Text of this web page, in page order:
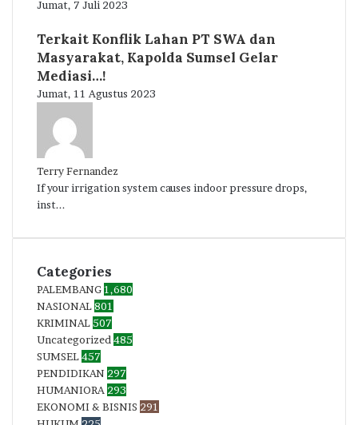
Jumat, 7 Juli 2023
Terkait Konflik Lahan PT SWA dan
Masyarakat, Kapolda Sumsel Gelar
Mediasi…!
Jumat, 11 Agustus 2023
Terry Fernandez
If your irrigation system causes indoor pressure drops,
inst...
Categories
PALEMBANG1,680
NASIONAL801
KRIMINAL507
Uncategorized 485
SUMSEL457
PENDIDIKAN 297
HUMANIORA 293
EKONOMI & BISNIS 291